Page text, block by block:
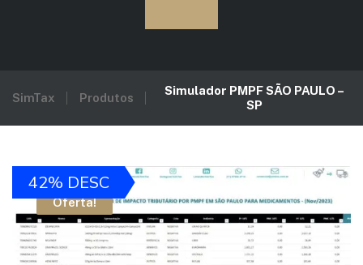
SimTax Produtos
Simulador PMPF SÃO PAULO –
SP
Oferta!
42% DESC